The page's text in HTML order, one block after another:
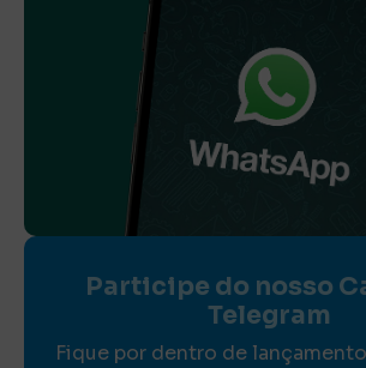
Participe do nosso
Telegram
Fique por dentro de